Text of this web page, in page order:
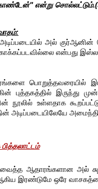
என்று
அல் குர்ஆனின்
என்பது
பொறுத்தவரையில்
இருந்து
நூலில் உள்ளதாக
அடிப்படையிலேயே
ஆதாரங்களான அல்
இரண்டுமே ஒரே